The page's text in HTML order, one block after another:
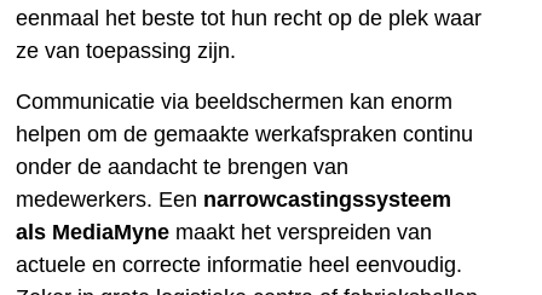
eenmaal het beste tot hun recht op de plek waar
ze van toepassing zijn.
Communicatie via beeldschermen kan enorm
helpen om de gemaakte werkafspraken continu
onder de aandacht te brengen van
medewerkers. Een narrowcastingssysteem
als MediaMyne maakt het verspreiden van
actuele en correcte informatie heel eenvoudig.